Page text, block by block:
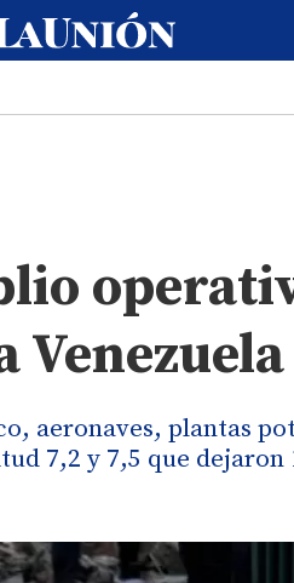
aeronaves, plantas
7,2 y 7,5 que dejaron